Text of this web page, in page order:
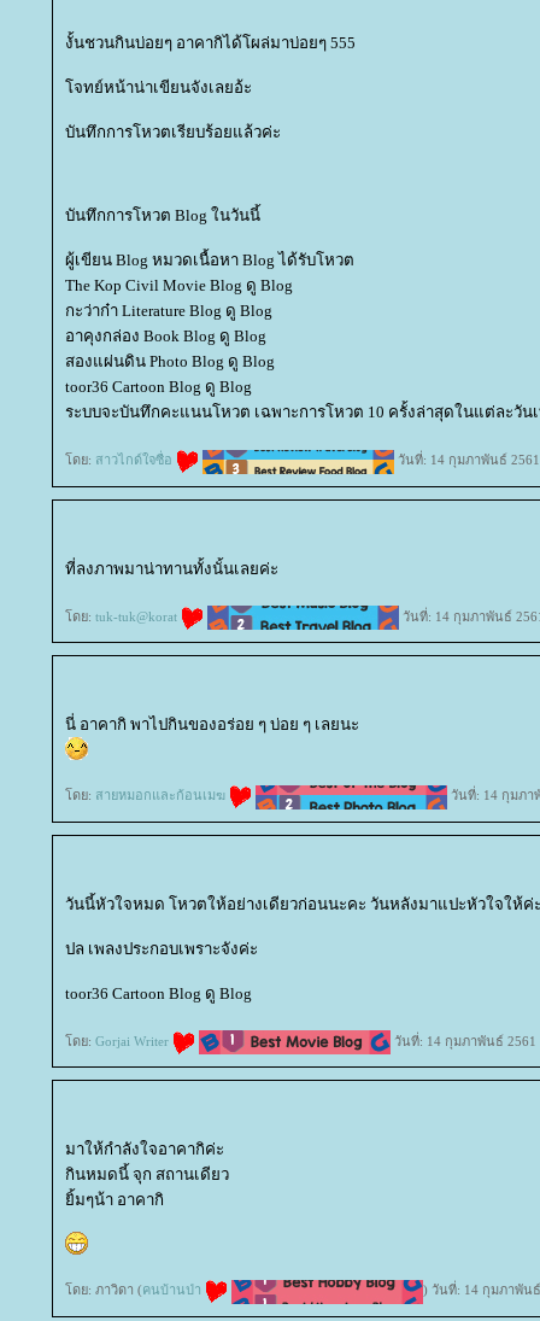
งั้นชวนกินบ่อยๆ อาคากิได้โผล่มาบ่อยๆ 555
จทย์หน้าน่าเขียนจังเลยอ้ะ
บันทึกการโหวตเรียบร้อยแล้วค่ะ
บันทึกการโหวต Blog ในวันนี้
ผู้เขียน Blog หมวดเนื้อหา Blog ได้รับโหวต
The Kop Civil Movie Blog ดู Blog
กะว่าก๋า Literature Blog ดู Blog
อาคุงกล่อง Book Blog ดู Blog
สองแผ่นดิน Photo Blog ดู Blog
toor36 Cartoon Blog ดู Blog
ระบบจะบันทึกคะแนนโหวต เฉพาะการโหวต 10 ครั้งล่าสุดในแต่ละวัน
ดย: สาวไกด์ใจซื่อ วันที่: 14 กุมภาพันธ์ 2561
ที่ลงภาพมาน่าทานทั้งนั้นเลยค่ะ
ดย: tuk-tuk@korat วันที่: 14 กุมภาพันธ์
นี่ อาคากิ พาไปกินของอร่อย ๆ บ่อย ๆ เลยนะ
ดย: สายหมอกและก้อนเมฆ วันที่: 14 กุมภา
วันนี้หัวใจหมด โหวตให้อย่างเดียวก่อนนะคะ วันหลังมาแปะหัวใจให้ค่
ปล เพลงประกอบเพราะจังค่ะ
toor36 Cartoon Blog ดู Blog
ดย: Gorjai Writer วันที่: 14 กุมภาพันธ์ 2561
มาให้กำลังใจอาคากิค่ะ
กินหมดนี้ จุก สถานเดียว
ิ้มๆน้า อาคากิ
ดย: ภาวิดา (คนบ้านป่า ) วันที่: 14 กุมภาพันธ์